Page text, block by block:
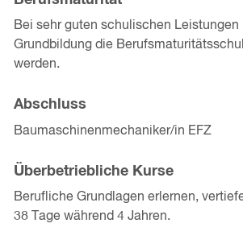
Bei sehr guten schulischen Leistungen
Grundbildung die
werden.
Abschluss
Baumaschinenmechaniker/in EFZ
Überbetriebliche Kurse
Berufliche Grundlagen erlernen,
38 Tage während 4 Jahren.